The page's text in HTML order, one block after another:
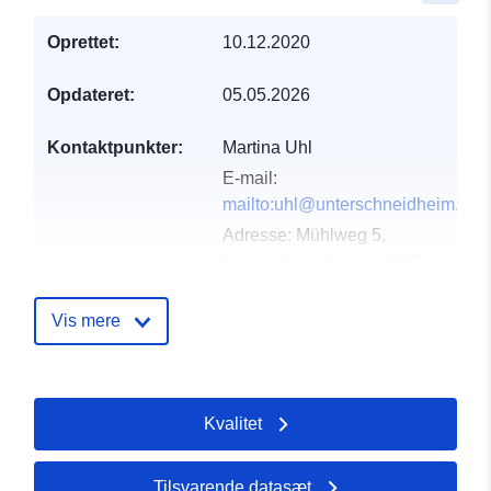
Oprettet: 10.12.2020
Opdateret: 05.05.2026
Kontaktpunkter:
Martina Uhl
E-mail:
mailto:uhl@unterschneidheim.de
Adresse: Mühlweg 5,
Fortegnelse over
Tilføjet til data.europa.eu: 24
February 2024
Opdateret på data.europa.eu:
16 May 2026
Vis mere
Kvalitet